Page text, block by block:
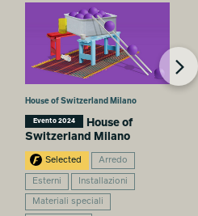
House of Switzerland Milano
Evento 2024
House of
Switzerland Milano
Selected Arredo
Esterni Installazioni
Materiali speciali